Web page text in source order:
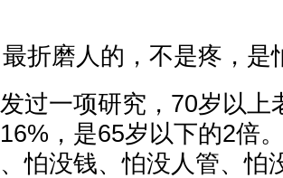
折磨人的，不是疼，是
发过一项研究，70岁以
，是65岁以下的2倍
怕没钱、怕没人管、怕